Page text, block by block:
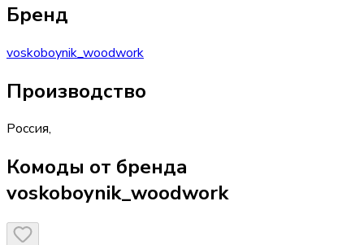
Бренд
voskoboynik_woodwork
Производство
Россия,
Комоды от бренда
voskoboynik_woodwork